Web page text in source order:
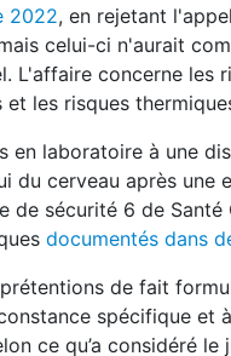
2022, en rejetant
celui-ci n'aurait
L'affaire concerne les
et les risques
en laboratoire à une
du cerveau après
de sécurité 6 de
documentés dans
de fait
spécifique et
ce qu’a considéré